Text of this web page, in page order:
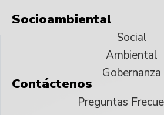
Socioambiental
Social
Ambiental
Gobernanza
Contáctenos
Preguntas